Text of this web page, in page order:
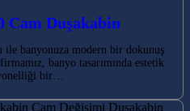
Cam Duşakabin
banyonuza modern bir dokunuş
banyo tasarımında estetik
bir…